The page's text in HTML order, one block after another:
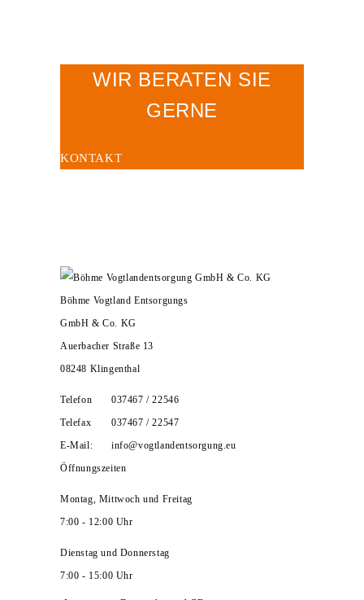
WIR BERATEN SIE
GERNE
KONTAKT
Böhme Vogtland Entsorgungs
GmbH & Co. KG
Auerbacher Straße 13
08248 Klingenthal
Telefon
037467 / 22546
Telefax
037467 / 22547
E-Mail:
info@vogtlandentsorgung.eu
Öffnungszeiten
Montag, Mittwoch und Freitag
7:00 - 12:00 Uhr
Dienstag und Donnerstag
7:00 - 15:00 Uhr